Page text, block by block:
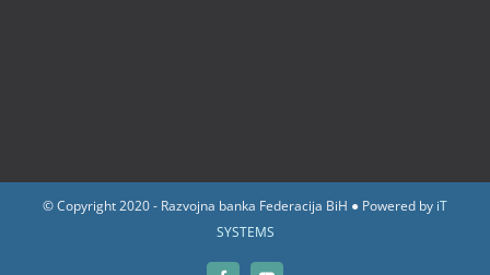
© Copyright 2020 - Razvojna banka Federacija BiH ● Powered by iT
SYSTEMS